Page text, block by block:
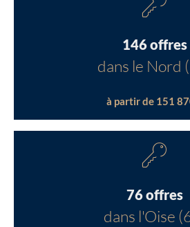
146 offres
dans le Nord
à partir de 151
76 offres
dans l'Oise